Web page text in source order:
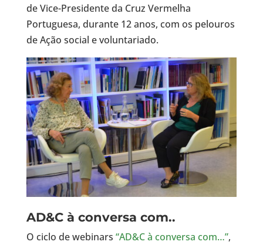
de Vice-Presidente da Cruz Vermelha
Portuguesa, durante 12 anos, com os pelouros
de Ação social e voluntariado.
AD&C à conversa com..
O ciclo de webinars “AD&C à conversa com…”,